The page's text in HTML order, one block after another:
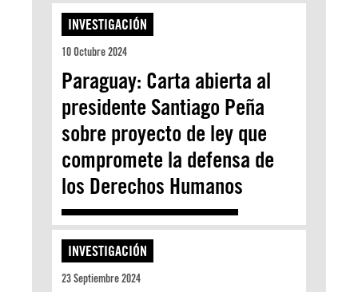
INVESTIGACIÓN
10 Octubre 2024
Paraguay: Carta abierta al
presidente Santiago Peña
sobre proyecto de ley que
compromete la defensa de
los Derechos Humanos
INVESTIGACIÓN
23 Septiembre 2024